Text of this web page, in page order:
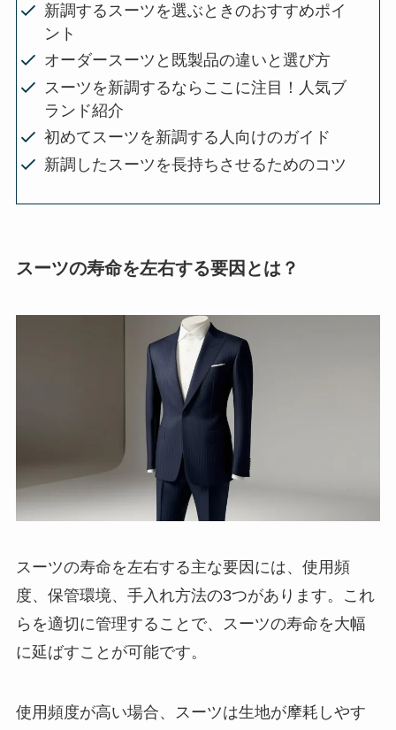
新調するスーツを選ぶときのおすすめポイ
ント
オーダースーツと既製品の違いと選び方
スーツを新調するならここに注目！人気ブ
ランド紹介
初めてスーツを新調する人向けのガイド
新調したスーツを長持ちさせるためのコツ
スーツの寿命を左右する要因とは？
スーツの寿命を左右する主な要因には、使用頻
度、保管環境、手入れ方法の3つがあります。これ
らを適切に管理することで、スーツの寿命を大幅
に延ばすことが可能です。
使用頻度が高い場合、スーツは生地が摩耗しやす